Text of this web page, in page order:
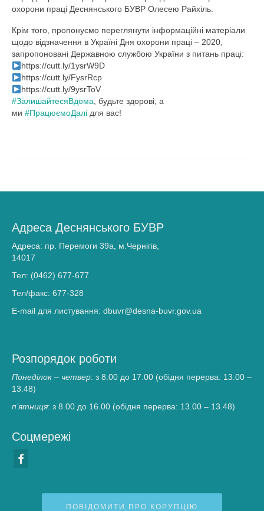
Послуги, що надаються
Доступ до публічної інформації
Звернення громадян
Повідомити про корупцію
Анонси
охорони праці Деснянського БУВР Олесею Райхіль.
Крім того, пропонуємо переглянути інформаційні матеріали
щодо відзначення в Україні Дня охорони праці – 2020,
запропоновані Державною службою України з питань праці:
https://cutt.ly/1ysrW9D
https://cutt.ly/FysrRcp
https://cutt.ly/9ysrToV
#ЗалишайтесяВдома, будьте здорові, а
ми #ПрацюємоДалі для вас!
Адреса Деснянського БУВР
Адреса: пр. Перемоги 39а, м.Чернігів,
14017
Тел: (0462) 677-677
Тел/факс: 677-328
E-mail для листування: dbuvr@desna-buvr.gov.ua
Розпорядок роботи
Понеділок – четвер: з 8.00 до 17.00 (обідня перерва: 13.00 –
13.48)
п’ятниця: з 8.00 до 16.00 (обідня перерва: 13.00 – 13.48)
Соцмережі
ПОВІДОМИТИ ПРО КОРУПЦІЮ